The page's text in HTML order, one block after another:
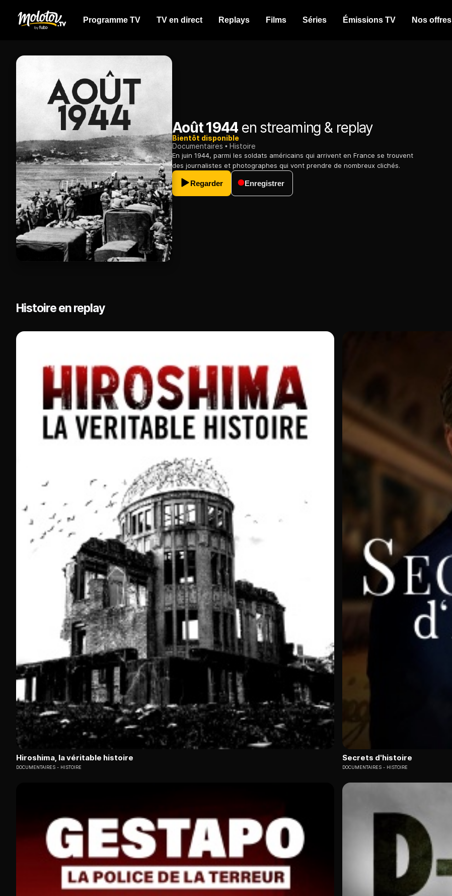
Programme TV TV en direct Replays Films Séries Émissions TV Nos offres
Août 1944en streaming & replay
Bientôt disponible
Documentaires
Histoire
En juin 1944, parmi les soldats américains qui arrivent en France se trouvent
des journalistes et photographes qui vont prendre de nombreux clichés.
Regarder Enregistrer
Histoire en replay
Hiroshima, la véritable histoire
DOCUMENTAIRES HISTOIRE
Secrets d'histoire
DOCUMENTAIRES HISTOIRE